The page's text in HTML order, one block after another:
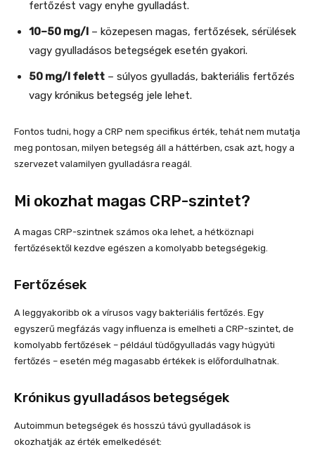
fertőzést vagy enyhe gyulladást.
10–50 mg/l – közepesen magas, fertőzések, sérülések
vagy gyulladásos betegségek esetén gyakori.
50 mg/l felett – súlyos gyulladás, bakteriális fertőzés
vagy krónikus betegség jele lehet.
Fontos tudni, hogy a CRP nem specifikus érték, tehát nem mutatja
meg pontosan, milyen betegség áll a háttérben, csak azt, hogy a
szervezet valamilyen gyulladásra reagál.
Mi okozhat magas CRP-szintet?
A magas CRP-szintnek számos oka lehet, a hétköznapi
fertőzésektől kezdve egészen a komolyabb betegségekig.
Fertőzések
A leggyakoribb ok a vírusos vagy bakteriális fertőzés. Egy
egyszerű megfázás vagy influenza is emelheti a CRP-szintet, de
komolyabb fertőzések – például tüdőgyulladás vagy húgyúti
fertőzés – esetén még magasabb értékek is előfordulhatnak.
Krónikus gyulladásos betegségek
Autoimmun betegségek és hosszú távú gyulladások is
okozhatják az érték emelkedését: